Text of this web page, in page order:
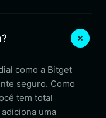
como a Bitget
seguro. Como
tem total
uma